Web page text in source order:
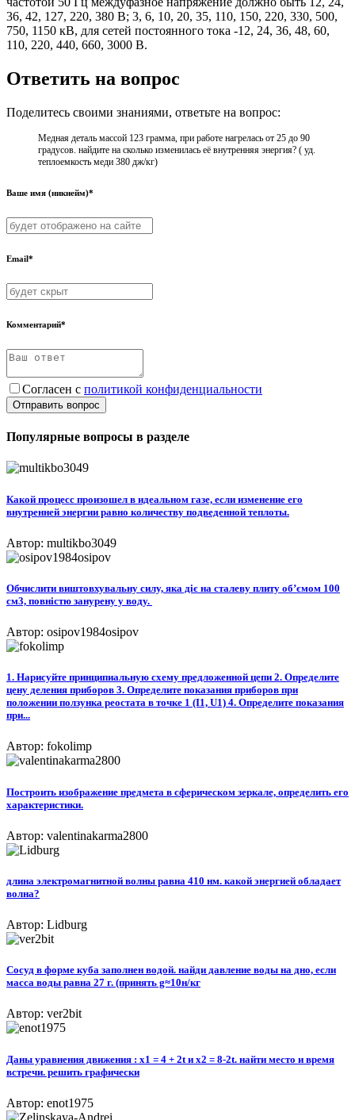
36, 42, 127, 220, 380 В; 3, 6, 10, 20, 35, 110, 150, 220, 330, 500,
750, 1150 кВ, для сетей постоянного тока -12, 24, 36, 48, 60,
110, 220, 440, 660, 3000 В.
Ответить на вопрос
Поделитесь своими знаниями, ответьте на вопрос:
Медная деталь массой 123 грамма, при работе нагрелась от 25 до 90
градусов. найдите на сколько изменилась её внутренняя энергия? ( уд.
теплоемкость меди 380 дж/кг)
Ваше имя (никнейм)*
Email*
Комментарий*
Согласен с политикой конфиденциальности
Отправить вопрос
Популярные вопросы в разделе
Какой процесс произошел в идеальном газе, если изменение его
внутренней энергии равно количеству подведенной теплоты.
Автор: multikbo3049
Обчислити виштовхувальну силу, яка діє на сталеву плиту об’ємом 100
см3, повністю занурену у воду. ​
Автор: osipov1984osipov
1. Нарисуйте принципиальную схему предложенной цепи 2. Определите
цену деления приборов 3. Определите показания приборов при
положении ползунка реостата в точке 1 (I1, U1) 4. Определите показания
при...
Автор: fokolimp
Построить изображение предмета в сферическом зеркале, определить его
характеристики.
Автор: valentinakarma2800
длина электромагнитной волны равна 410 нм. какой энергией обладает
волна?
Автор: Lidburg
Сосуд в форме куба заполнен водой. найди давление воды на дно, если
масса воды равна 27 г. (принять g≈10н/кг
Автор: ver2bit
Даны уравнения движения : x1 = 4 + 2t и x2 = 8-2t. найти место и время
встречи. решить графически
Автор: enot1975